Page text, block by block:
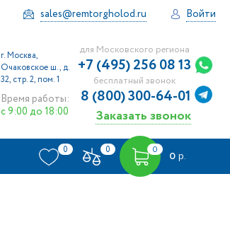
sales@remtorgholod.ru Войти
г. Москва,
Очаковское ш., д.
32, стр. 2, пом. 1
Время работы:
с 9:00 до 18:00
для Московского региона
+7 (495) 256 08 13
бесплатный звонок
8 (800) 300-64-01
Заказать звонок
0 0 0
0 р.